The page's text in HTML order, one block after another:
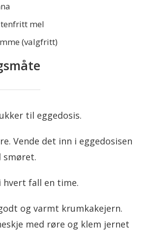
mel
(valgfritt)
til eggedosis.
Vende det inn i eggedosisen
smøret.
hvert fall en time.
og varmt krumkakejern.
med røre og klem jernet